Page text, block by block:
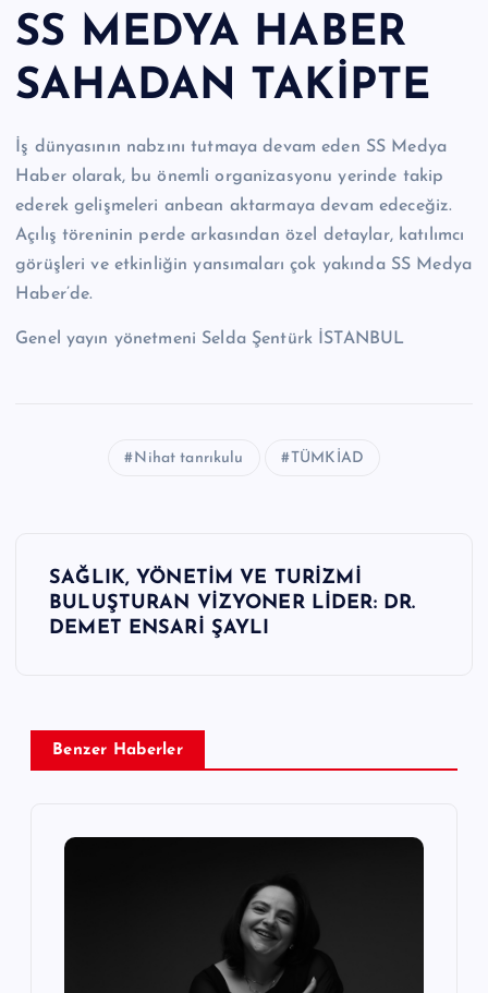
SS MEDYA HABER
SAHADAN TAKİPTE
İş dünyasının nabzını tutmaya devam eden SS Medya
Haber olarak, bu önemli organizasyonu yerinde takip
ederek gelişmeleri anbean aktarmaya devam edeceğiz.
Açılış töreninin perde arkasından özel detaylar, katılımcı
görüşleri ve etkinliğin yansımaları çok yakında SS Medya
Haber’de.
Genel yayın yönetmeni Selda Şentürk İSTANBUL
Nihat tanrıkulu TÜMKİAD
g
SAĞLIK, YÖNETİM VE TURİZMİ
BULUŞTURAN VİZYONER LİDER: DR.
DEMET ENSARİ ŞAYLI
Benzer Haberler